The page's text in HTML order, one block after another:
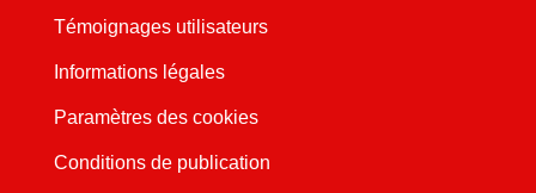
Témoignages utilisateurs
Informations légales
Paramètres des cookies
Conditions de publication